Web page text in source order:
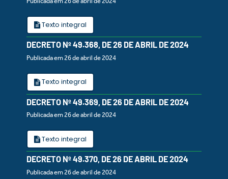
Texto integral
DECRETO Nº 49.368, DE 26 DE ABRIL DE 2024
Publicada em 26 de abril de 2024
Texto integral
DECRETO Nº 49.369, DE 26 DE ABRIL DE 2024
Publicada em 26 de abril de 2024
Texto integral
DECRETO Nº 49.370, DE 26 DE ABRIL DE 2024
Publicada em 26 de abril de 2024